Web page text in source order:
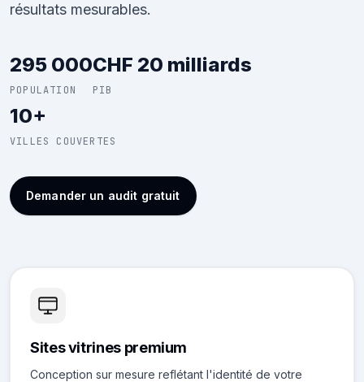
résultats mesurables.
295 000
POPULATION
CHF 20 milliards
PIB
10+
VILLES COUVERTES
Demander un audit gratuit
Sites vitrines premium
Conception sur mesure reflétant l'identité de votre